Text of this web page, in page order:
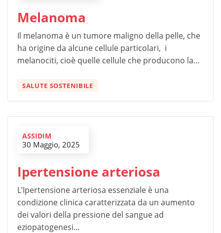
Melanoma
Il melanoma è un tumore maligno della pelle, che
ha origine da alcune cellule particolari, i
melanociti, cioè quelle cellule che producono la...
SALUTE SOSTENIBILE
ASSIDIM
30 Maggio, 2025
Ipertensione arteriosa
L’Ipertensione arteriosa essenziale è una
condizione clinica caratterizzata da un aumento
dei valori della pressione del sangue ad
eziopatogenesi...